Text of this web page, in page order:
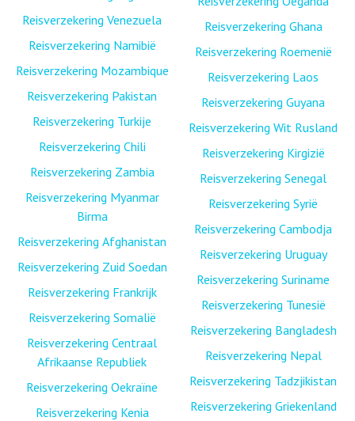
Reisverzekering Venezuela
Reisverzekering Namibië
Reisverzekering Mozambique
Reisverzekering Pakistan
Reisverzekering Turkije
Reisverzekering Chili
Reisverzekering Zambia
Reisverzekering Myanmar
Birma
Reisverzekering Afghanistan
Reisverzekering Zuid Soedan
Reisverzekering Frankrijk
Reisverzekering Somalië
Reisverzekering Centraal
Afrikaanse Republiek
Reisverzekering Oekraïne
Reisverzekering Kenia
Reisverzekering Ghana
Reisverzekering Roemenië
Reisverzekering Laos
Reisverzekering Guyana
Reisverzekering Wit Rusland
Reisverzekering Kirgizië
Reisverzekering Senegal
Reisverzekering Syrië
Reisverzekering Cambodja
Reisverzekering Uruguay
Reisverzekering Suriname
Reisverzekering Tunesië
Reisverzekering Bangladesh
Reisverzekering Nepal
Reisverzekering Tadzjikistan
Reisverzekering Griekenland